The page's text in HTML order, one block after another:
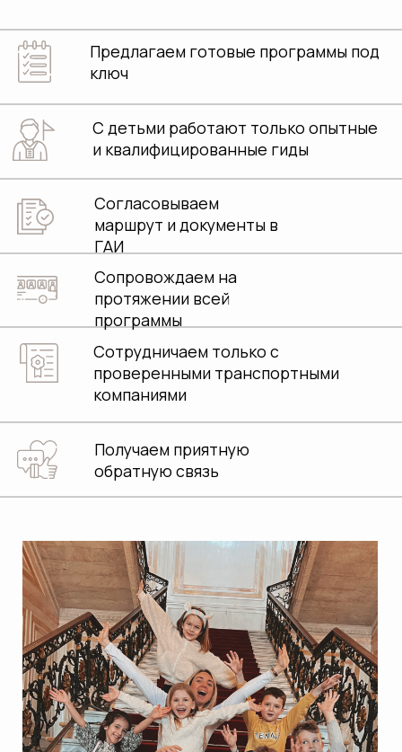
Согласовываем
маршрут и документы в
Сотрудничаем только с
проверенными транспортными
протяжении всей
программы
обратную связь